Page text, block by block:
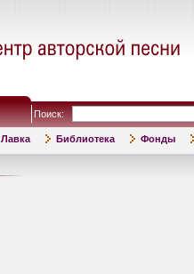
Поиск:
Лавка Библиотека Фонды